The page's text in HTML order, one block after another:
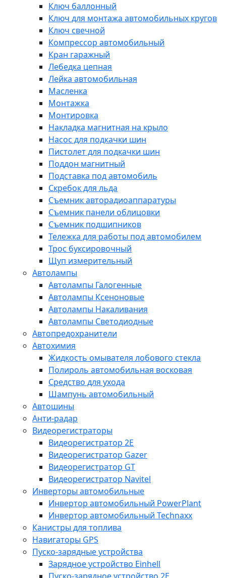
Ключ баллонный
Ключ для монтажа автомобильных кругов
Ключ свечной
Компрессор автомобильный
Кран гаражный
Лебедка цепная
Лейка автомобильная
Масленка
Монтажка
Монтировка
Накладка магнитная на крыло
Насос для подкачки шин
Пистолет для подкачки шин
Поддон магнитный
Подставка под автомобиль
Скребок для льда
Съемник авторадиоаппаратуры
Съемник панели облицовки
Съемник подшипников
Тележка для работы под автомобилем
Трос буксировочный
Щуп измерительный
Автолампы
Автолампы Галогенные
Автолампы Ксеноновые
Автолампы Накаливания
Автолампы Светодиодные
Автопредохранители
Автохимия
Жидкость омывателя лобового стекла
Полироль автомобильная восковая
Средство для ухода
Шампунь автомобильный
Автошины
Анти-радар
Видеорегистраторы
Видеорегистратор 2E
Видеорегистратор Gazer
Видеорегистратор GT
Видеорегистратор Navitel
Инверторы автомобильные
Инвертор автомобильный PowerPlant
Инвертор автомобильный Technaxx
Канистры для топлива
Навигаторы GPS
Пуско-зарядные устройства
Зарядное устройство Einhell